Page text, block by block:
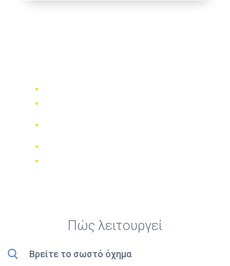
Πώς λειτουργεί
Βρείτε το σωστό όχημα